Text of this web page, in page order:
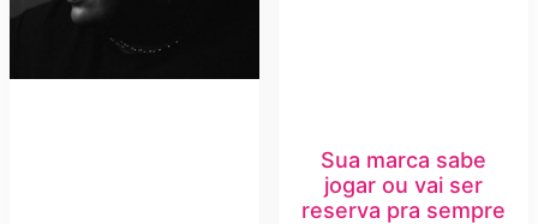
Sua marca sabe
jogar ou vai ser
reserva pra sempre